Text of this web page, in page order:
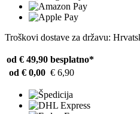
Troškovi dostave za državu:
od € 49,90 besplatno*
od € 0,00 € 6,90